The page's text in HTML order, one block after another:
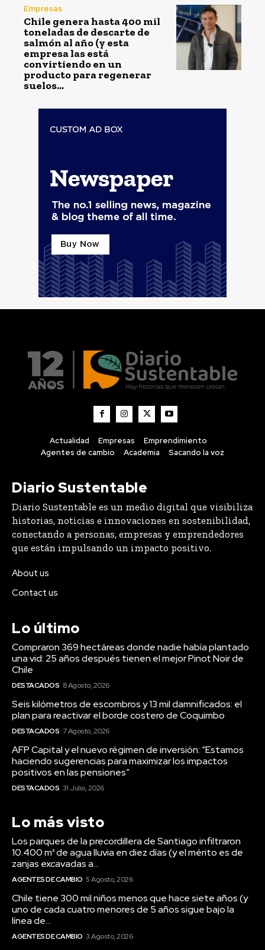
Empresas
Chile genera hasta 400 mil
toneladas de descarte de
salmón al año (y esta
empresa las está
convirtiendo en un
producto para regenerar
suelos...
Actualidad Empresas
Emprendimiento
Agentes de cambio
Academia Sacando la voz
Diario Sustentable
Diario Sustentable es un medio digital que visibiliza
historias, noticias e innovaciones en sostenibilidad,
conectando a personas, empresas y emprendedores
que están impulsando un impacto positivo.
About us
Contact us
Lo último
Compraron 369 hectáreas donde nadie había plantado
una vid: 25 años después tienen el mejor Pinot Noir de
Chile
DESTACADOS 8 Agosto, 2026
Seis kilómetros de escombros y 13 mil damnificados: el
plan para reactivar el borde costero de Coquimbo
DESTACADOS 7 Agosto, 2026
AFP Capital y el nuevo régimen de inversión: “Estamos
haciendo sugerencias para maximizar los impactos
positivos en las pensiones”
DESTACADOS 31 Julio, 2026
Lo más visto
Los parques de la precordillera de Santiago infiltraron
10.400 m³ de agua lluvia en diez días (y el mérito es de
zanjas excavadas a...
AGENTES DE CAMBIO 5 Agosto, 2026
Chile tiene 300 mil niños menos que hace siete años (y
uno de cada cuatro menores de 5 años sigue bajo la
línea de...
AGENTES DE CAMBIO 3 Agosto, 2026